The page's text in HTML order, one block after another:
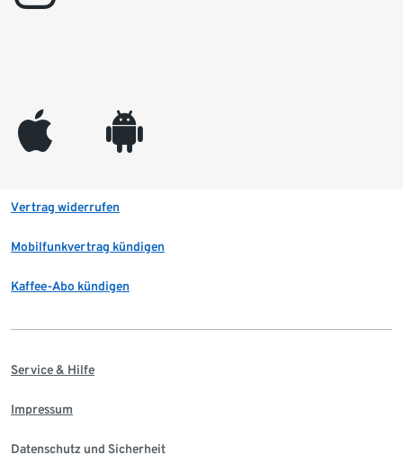
appleinc android
Vertrag widerrufen
Mobilfunkvertrag kündigen
Kaffee-Abo kündigen
Service & Hilfe
Impressum
Datenschutz und Sicherheit